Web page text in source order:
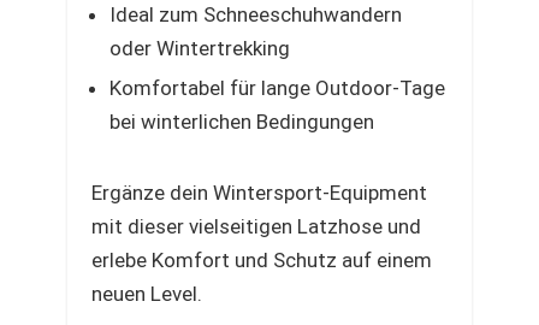
Ideal zum Schneeschuhwandern
oder Wintertrekking
Komfortabel für lange Outdoor-Tage
bei winterlichen Bedingungen
Ergänze dein Wintersport-Equipment
mit dieser vielseitigen Latzhose und
erlebe Komfort und Schutz auf einem
neuen Level.